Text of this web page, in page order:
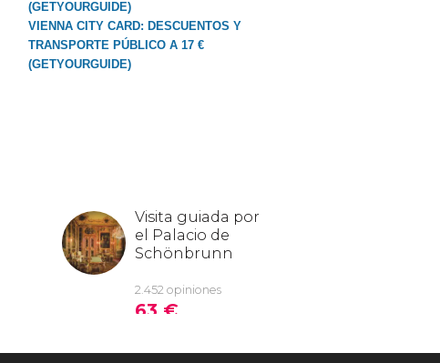
(GETYOURGUIDE)
VIENNA CITY CARD: DESCUENTOS Y
TRANSPORTE PÚBLICO A 17 €
(GETYOURGUIDE)